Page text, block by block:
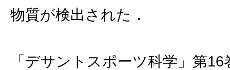
物質が検出された．
「デサントスポーツ科学」第